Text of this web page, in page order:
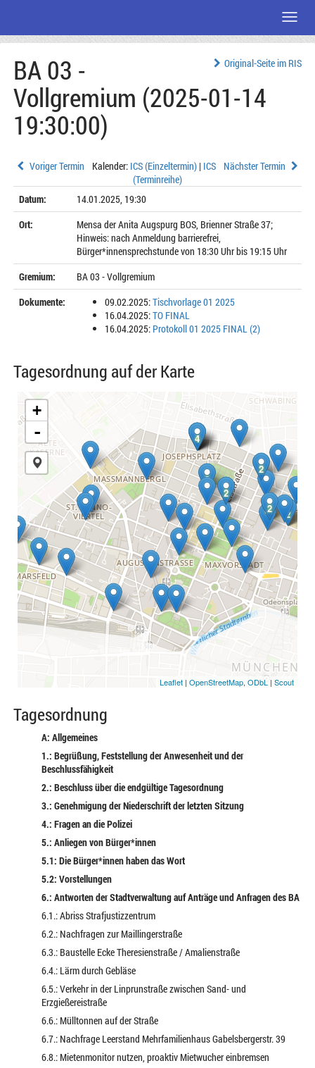
Seiteninhalt
Original-Seite im RIS
BA 03 -
Vollgremium (2025-01-14
19:30:00)
Nächster Termin
Voriger Termin Kalender: ICS (Einzeltermin) | ICS
(Terminreihe)
Datum:
14.01.2025, 19:30
Ort:
Mensa der Anita Augspurg BOS, Brienner Straße 37;
Hinweis: nach Anmeldung barrierefrei,
Bürger*innensprechstunde von 18:30 Uhr bis 19:15 Uhr
Gremium:
BA 03 - Vollgremium
Dokumente:
09.02.2025:Tischvorlage 01 2025
16.04.2025:TO FINAL
16.04.2025: Protokoll 01 2025 FINAL (2)
Tagesordnung auf der Karte
2
4
2
2
2
2
2
2
2
4
2
4
4
2
+
-
Leaflet | OpenStreetMap, ODbL | Scout
Tagesordnung
A: Allgemeines
1.: Begrüßung, Feststellung der Anwesenheit und der
Beschlussfähigkeit
2.: Beschluss über die endgültige Tagesordnung
3.: Genehmigung der Niederschrift der letzten Sitzung
4.: Fragen an die Polizei
5.: Anliegen von Bürger*innen
5.1: Die Bürger*innen haben das Wort
5.2: Vorstellungen
6.: Antworten der Stadtverwaltung auf Anträge und Anfragen des BA
6.1.: Abriss Strafjustizzentrum
6.2.: Nachfragen zur Maillingerstraße
6.3.: Baustelle Ecke Theresienstraße / Amalienstraße
6.4.: Lärm durch Gebläse
6.5.: Verkehr in der Linprunstraße zwischen Sand- und
Erzgießereistraße
6.6.: Mülltonnen auf der Straße
6.7.: Nachfrage Leerstand Mehrfamilienhaus Gabelsbergerstr. 39
6.8.: Mietenmonitor nutzen, proaktiv Mietwucher einbremsen